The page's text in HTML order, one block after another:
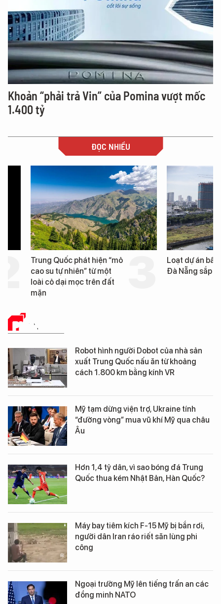
Khoản “phải trả Vin” của Pomina vượt mốc
1.400 tỷ
ĐỌC NHIỀU
Trung Quốc phát hiện “mỏ
cao su tự nhiên” từ một
loài cỏ dại mọc trên đất
Loạt dự án bất động
Đà Nẵng sắp bị kiểm
PHÂN TÍCH
Robot hình người Dobot của nhà sản
xuất Trung Quốc nấu ăn từ khoảng
cách 1.800 km bằng kính VR
Mỹ tạm dừng viện trợ, Ukraine tính
“đường vòng” mua vũ khí Mỹ qua châu
Âu
Hơn 1,4 tỷ dân, vì sao bóng đá Trung
Quốc thua kém Nhật Bản, Hàn Quốc?
Máy bay tiêm kích F-15 Mỹ bị bắn rơi,
người dân Iran ráo riết săn lùng phi
công
Ngoại trưởng Mỹ lên tiếng trấn an các
đồng minh NATO